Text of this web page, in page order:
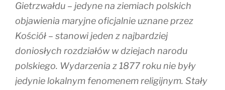
Gietrzwałdu – jedyne na ziemiach polskich
objawienia maryjne oficjalnie uznane przez
Kościół – stanowi jeden z najbardziej
doniosłych rozdziałów w dziejach narodu
polskiego. Wydarzenia z 1877 roku nie były
jedynie lokalnym fenomenem religijnym. Stały